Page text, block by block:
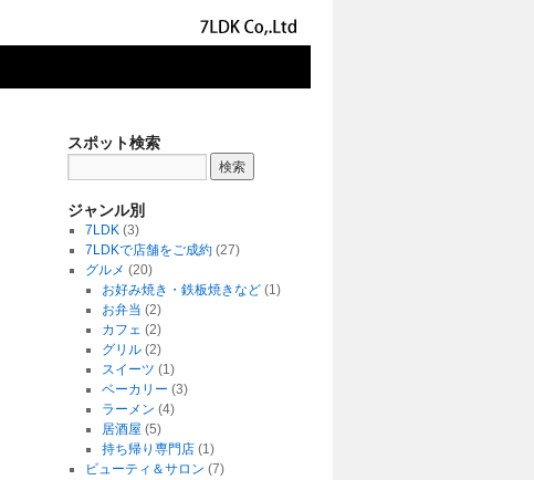
スポット検索
ジャンル別
7LDK(3)
7LDKで店舗をご成約(27)
グルメ (20)
お好み焼き・鉄板焼きなど (1)
お弁当 (2)
カフェ (2)
グリル (2)
スイーツ (1)
ベーカリー (3)
ラーメン (4)
居酒屋 (5)
持ち帰り専門店 (1)
ビューティ＆サロン (7)